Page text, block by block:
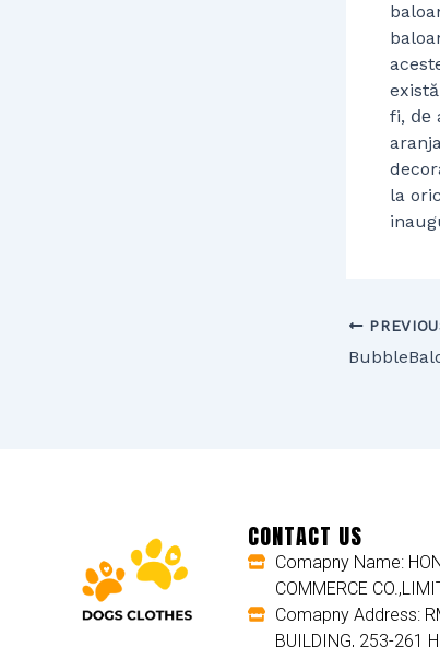
fi, ⅾе
la
CONTACT US
Comapny Name:
COMMERCE
Comapny Address:
BUILDING, 253-261